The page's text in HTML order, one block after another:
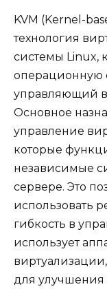
KVM (Kernel-
технология
системы Linux,
операционную
управляющий
Основное
управление
которые
независимые
сервере. Это
использовать
гибкость в
использует
для улучшения